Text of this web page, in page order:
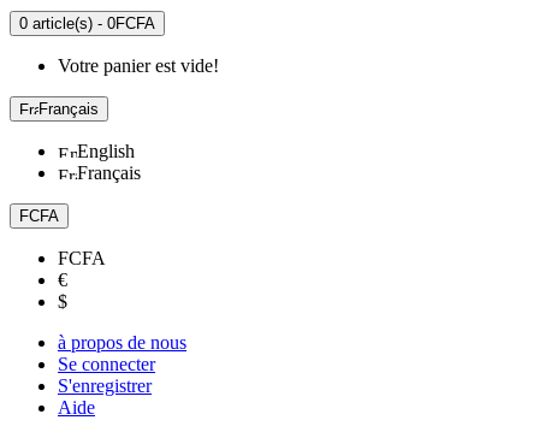
0 article(s) - 0FCFA
Votre panier est vide!
Français
English
Français
FCFA
FCFA
€
$
à propos de nous
Se connecter
S'enregistrer
Aide